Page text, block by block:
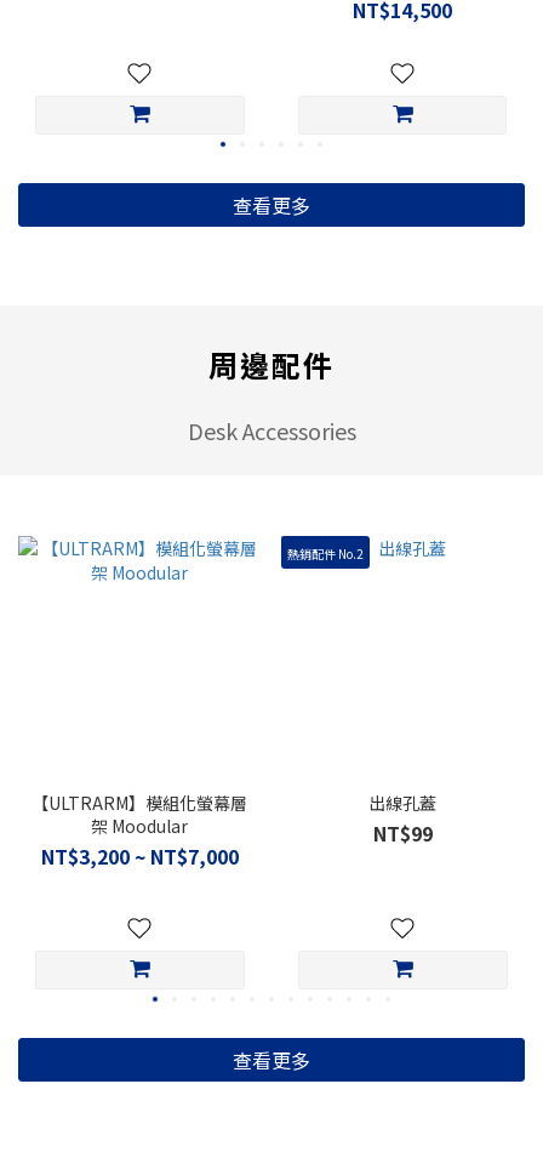
NT$14,500
查看更多
周邊配件
Desk Accessories
【ULTRARM】模組化螢幕層
架 Moodular
NT$3,200 ~ NT$7,000
熱銷配件 No.2
出線孔蓋
NT$99
查看更多